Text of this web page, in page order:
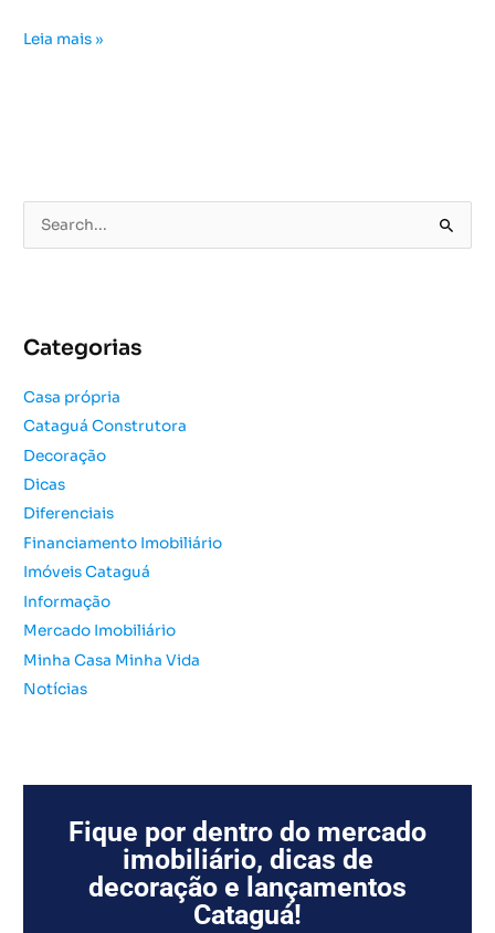
Leia mais »
e
i
a
r
p
o
r
:
Categorias
Casa própria
Cataguá Construtora
Decoração
Dicas
Diferenciais
Financiamento Imobiliário
Imóveis Cataguá
Informação
Mercado Imobiliário
Minha Casa Minha Vida
Notícias
Fique por dentro do mercado
imobiliário, dicas de
decoração e lançamentos
Cataguá!